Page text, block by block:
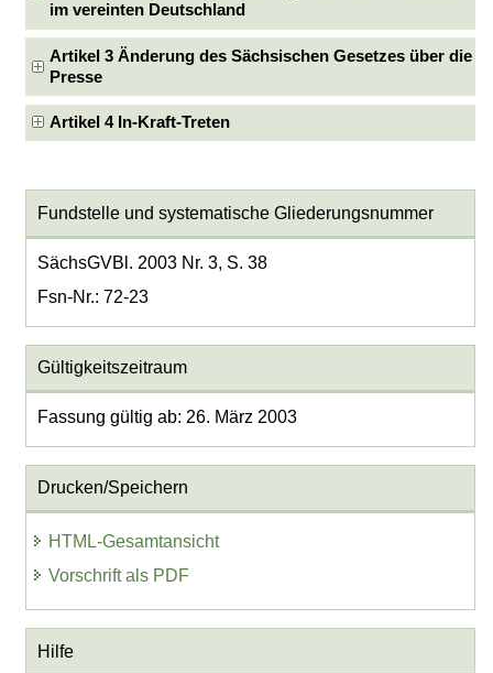
im vereinten Deutschland
Artikel 3 Änderung des Sächsischen Gesetzes über die
Presse
Artikel 4 In-Kraft-Treten
Fundstelle und systematische Gliederungsnummer
SächsGVBl. 2003 Nr. 3, S. 38
Fsn-Nr.: 72-23
Gültigkeitszeitraum
Fassung gültig ab: 26. März 2003
Drucken/Speichern
HTML-Gesamtansicht
Vorschrift als PDF
Hilfe